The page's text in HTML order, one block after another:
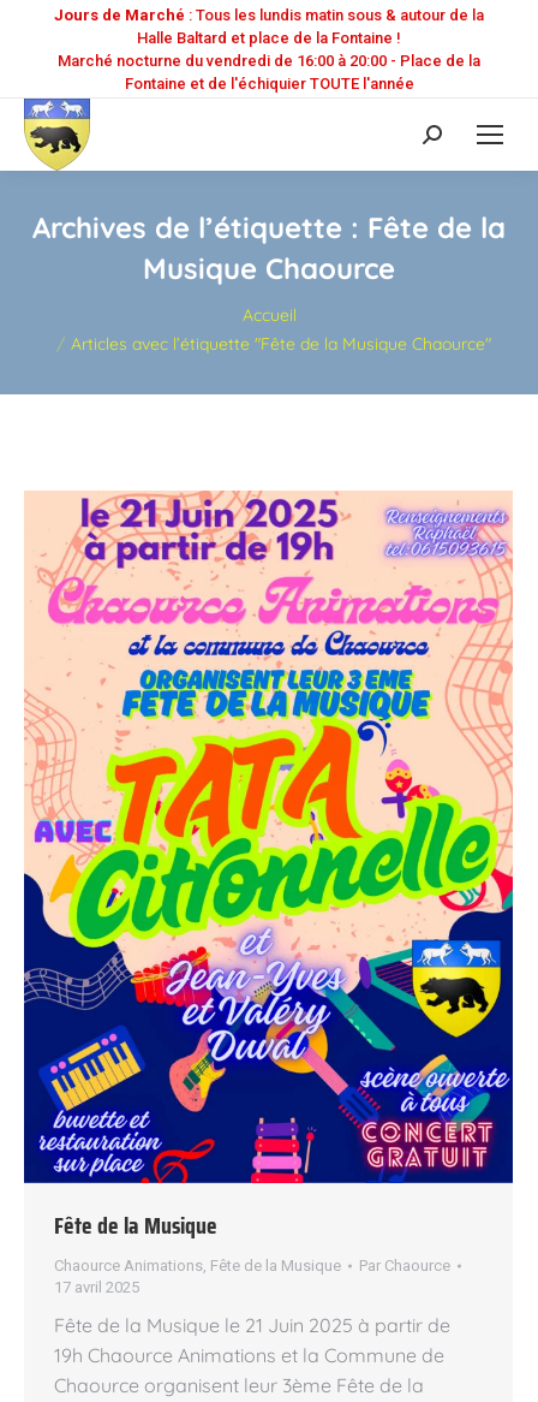
Jours de Marché : Tous les lundis matin sous & autour de la
Halle Baltard et place de la Fontaine !
Marché nocturne du vendredi de 16:00 à 20:00 - Place de la
Fontaine et de l'échiquier TOUTE l'année
Recherche
:
Archives de l’étiquette : Fête de la
Musique Chaource
Accueil
Articles avec l’étiquette "Fête de la Musique Chaource"
Fête de la Musique
Chaource Animations, Fête de la Musique Par Chaource
17 avril 2025
Fête de la Musique le 21 Juin 2025 à partir de
19h Chaource Animations et la Commune de
Chaource organisent leur 3ème Fête de la